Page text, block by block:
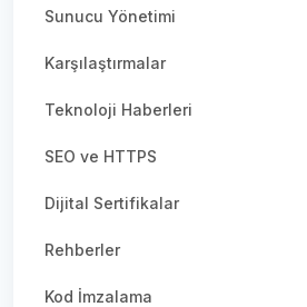
Sunucu Yönetimi
Karşılaştırmalar
Teknoloji Haberleri
SEO ve HTTPS
Dijital Sertifikalar
Rehberler
Kod İmzalama